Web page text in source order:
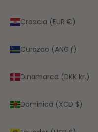
Croacia (EUR €)
Curazao (ANG ƒ)
Dinamarca (DKK kr.)
Dominica (XCD $)